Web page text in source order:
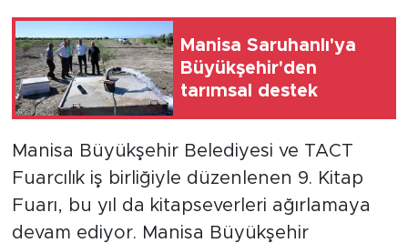
Manisa Saruhanlı'ya
Büyükşehir'den
tarımsal destek
Manisa Büyükşehir Belediyesi ve TACT
Fuarcılık iş birliğiyle düzenlenen 9. Kitap
Fuarı, bu yıl da kitapseverleri ağırlamaya
devam ediyor. Manisa Büyükşehir